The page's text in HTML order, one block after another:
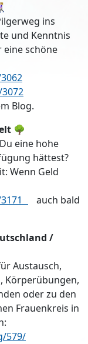
ins
und Kenntnis
schöne
Blog.
🌳
eine hohe
hättest?
Wenn Geld
auch bald
/
Austausch,
Körperübungen,
oder zu den
Frauenkreis in
579/